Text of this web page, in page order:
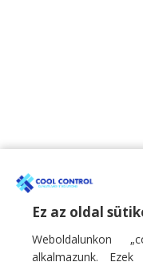
Ez az oldal
Weboldalunkon
alkalmazunk.